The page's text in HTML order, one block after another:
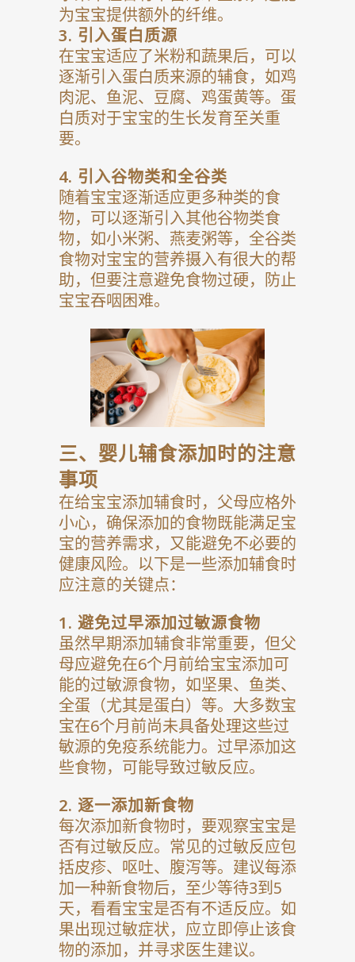
为宝宝提供额外的纤维。
3. 引入蛋白质源
在宝宝适应了米粉和蔬果后，可以
逐渐引入蛋白质来源的辅食，如鸡
肉泥、鱼泥、豆腐、鸡蛋黄等。蛋
白质对于宝宝的生长发育至关重
要。
4. 引入谷物类和全谷类
随着宝宝逐渐适应更多种类的食
物，可以逐渐引入其他谷物类食
物，如小米粥、燕麦粥等，全谷类
食物对宝宝的营养摄入有很大的帮
助，但要注意避免食物过硬，防止
宝宝吞咽困难。
三、婴儿辅食添加时的注意
事项
在给宝宝添加辅食时，父母应格外
小心，确保添加的食物既能满足宝
宝的营养需求，又能避免不必要的
健康风险。以下是一些添加辅食时
应注意的关键点：
1. 避免过早添加过敏源食物
虽然早期添加辅食非常重要，但父
母应避免在6个月前给宝宝添加可
能的过敏源食物，如坚果、鱼类、
全蛋（尤其是蛋白）等。大多数宝
宝在6个月前尚未具备处理这些过
敏源的免疫系统能力。过早添加这
些食物，可能导致过敏反应。
2. 逐一添加新食物
每次添加新食物时，要观察宝宝是
否有过敏反应。常见的过敏反应包
括皮疹、呕吐、腹泻等。建议每添
加一种新食物后，至少等待3到5
天，看看宝宝是否有不适反应。如
果出现过敏症状，应立即停止该食
物的添加，并寻求医生建议。